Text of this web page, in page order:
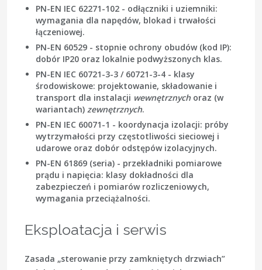
PN-EN IEC 62271-102- odłączniki i uziemniki:
wymagania dla napędów, blokad i trwałości
łączeniowej.
PN-EN 60529- stopnie ochrony obudów (kod IP):
dobór IP20 oraz lokalnie podwyższonych klas.
PN-EN IEC 60721-3-3 / 60721-3-4- klasy
środowiskowe: projektowanie, składowanie i
transport dla instalacji wewnętrznychoraz (w
wariantach) zewnętrznych.
PN-EN IEC 60071-1 - koordynacja izolacji: próby
wytrzymałości przy częstotliwości sieciowej i
udarowe oraz dobór odstępów izolacyjnych.
PN-EN 61869(seria) - przekładniki pomiarowe
prądu i napięcia: klasy dokładności dla
zabezpieczeń i pomiarów rozliczeniowych,
wymagania przeciążalności.
Eksploatacja i serwis
Zasada „sterowanie przy zamkniętych drzwiach”